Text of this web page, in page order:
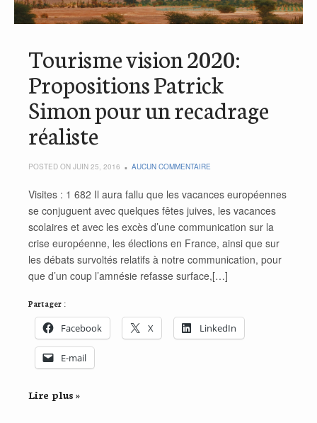
Tourisme vision 2020:
Propositions Patrick
Simon pour un recadrage
réaliste
POSTED ON JUIN 25, 2016 AUCUN COMMENTAIRE
Visites : 1 682 Il aura fallu que les vacances européennes
se conjuguent avec quelques fêtes juives, les vacances
scolaires et avec les excès d’une communication sur la
crise européenne, les élections en France, ainsi que sur
les débats survoltés relatifs à notre communication, pour
que d’un coup l’amnésie refasse surface,[…]
Partager :
Facebook X LinkedIn
E-mail
Lire plus »